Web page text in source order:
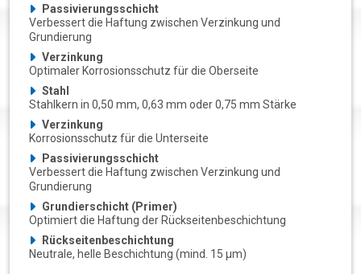
Passivierungsschicht
Verbessert die Haftung zwischen Verzinkung und
Grundierung
Verzinkung
Optimaler Korrosionsschutz für die Oberseite
Stahl
Stahlkern in 0,50 mm, 0,63 mm oder 0,75 mm Stärke
Verzinkung
Korrosionsschutz für die Unterseite
Passivierungsschicht
Verbessert die Haftung zwischen Verzinkung und
Grundierung
Grundierschicht (Primer)
Optimiert die Haftung der Rückseitenbeschichtung
Rückseitenbeschichtung
Neutrale, helle Beschichtung (mind. 15 µm)